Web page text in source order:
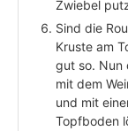
Zwiebel
Sind die
Kruste am
gut so. Nun
mit dem
und mit
Topfboden